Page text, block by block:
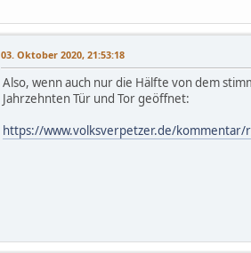
03. Oktober 2020, 21:53:18
Also, wenn auch nur die Hälfte von dem
Jahrzehnten Tür und Tor geöffnet:
https://www.volksverpetzer.de/